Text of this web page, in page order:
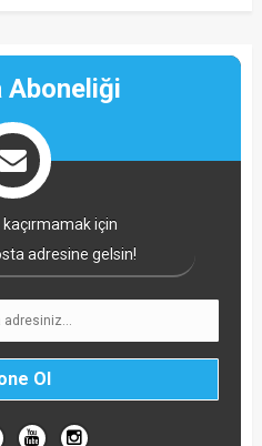
Aboneliği
için
adresine gelsin!